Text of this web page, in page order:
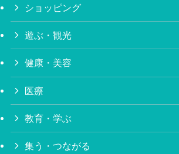
ショッピング
遊ぶ・観光
健康・美容
医療
教育・学ぶ
集う・つながる